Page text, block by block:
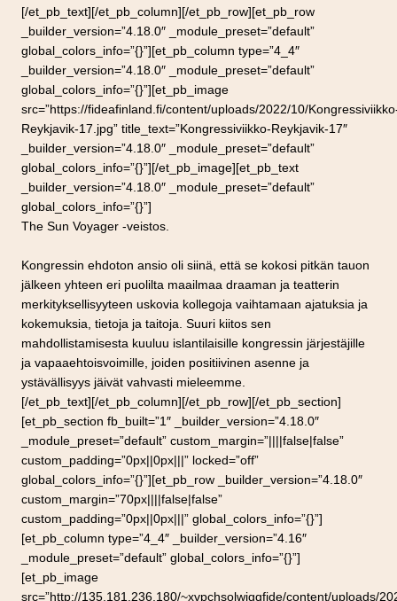
[/et_pb_text][/et_pb_column][/et_pb_row][et_pb_row
_builder_version=”4.18.0″ _module_preset=”default”
global_colors_info=”{}”][et_pb_column type=”4_4″
_builder_version=”4.18.0″ _module_preset=”default”
global_colors_info=”{}”][et_pb_image
src=”https://fideafinland.fi/content/uploads/2022/10/
Reykjavik-17.jpg” title_text=”Kongressiviikko-Reykjavik-17″
_builder_version=”4.18.0″ _module_preset=”default”
global_colors_info=”{}”][/et_pb_image][et_pb_text
_builder_version=”4.18.0″ _module_preset=”default”
global_colors_info=”{}”]
The Sun Voyager -veistos.
Kongressin ehdoton ansio oli siinä, että se kokosi pitkän tauon
jälkeen yhteen eri puolilta maailmaa draaman ja teatterin
merkityksellisyyteen uskovia kollegoja vaihtamaan ajatuksia ja
kokemuksia, tietoja ja taitoja. Suuri kiitos sen
mahdollistamisesta kuuluu islantilaisille kongressin järjestäjille
ja vapaaehtoisvoimille, joiden positiivinen asenne ja
ystävällisyys jäivät vahvasti mieleemme.
[/et_pb_text][/et_pb_column][/et_pb_row][/et_pb_section]
[et_pb_section fb_built=”1″ _builder_version=”4.18.0″
_module_preset=”default” custom_margin=”||||false|false”
custom_padding=”0px||0px|||” locked=”off”
global_colors_info=”{}”][et_pb_row _builder_version=”4.18.0″
custom_margin=”70px||||false|false”
custom_padding=”0px||0px|||” global_colors_info=”{}”]
[et_pb_column type=”4_4″ _builder_version=”4.16″
_module_preset=”default” global_colors_info=”{}”]
[et_pb_image
src=”http://135.181.236.180/~xvpchsolwjgqfide/content/uploads/